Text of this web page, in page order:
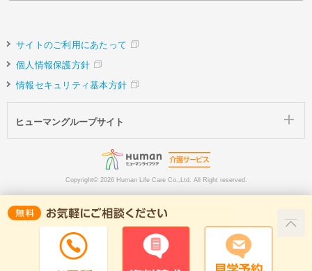
サイトのご利用にあたって
個人情報保護方針
情報セキュリティ基本方針
ヒューマングループサイト
Copyright© 2026 Human Life Care Co.,Ltd. All Right reserved.